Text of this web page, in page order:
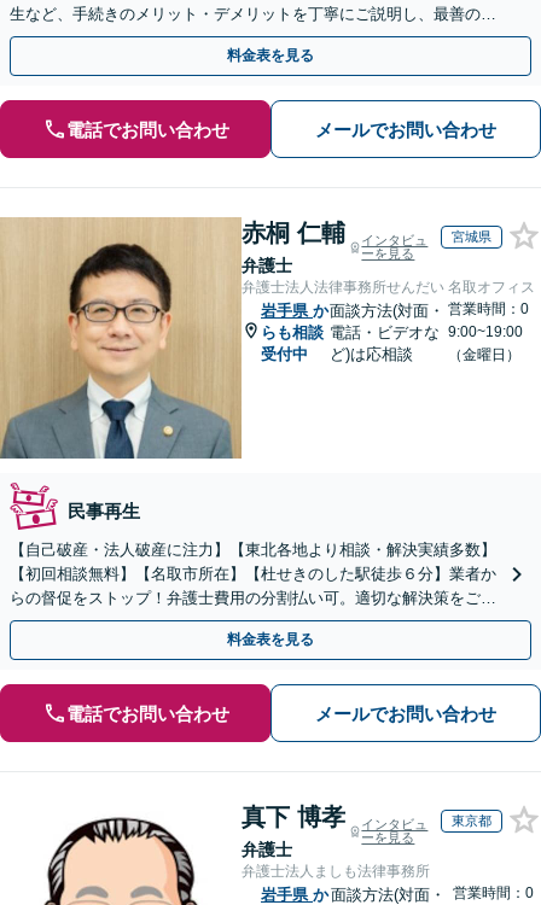
生など、手続きのメリット・デメリットを丁寧にご説明し、最善の解
決策をご提案します。【WEB面談可】
料金表を見る
電話でお問い合わせ メールでお問い合わせ
赤桐 仁輔
弁護士
インタビュ
ーを見る
宮城県
弁護士法人法律事務所せんだい 名取オフィス
岩手県 か
らも相談
受付中
面談方法(対面・
電話・ビデオな
ど)は応相談
営業時間：0
9:00~19:00
（金曜日）
民事再生
【自己破産・法人破産に注力】【東北各地より相談・解決実績多数】
【初回相談無料】【名取市所在】【杜せきのした駅徒歩６分】業者か
らの督促をストップ！弁護士費用の分割払い可。適切な解決策をご提
案します【土曜相談可】【駐車場完備】【完全個室】
料金表を見る
電話でお問い合わせ メールでお問い合わせ
真下 博孝
弁護士
インタビュ
ーを見る
東京都
弁護士法人ましも法律事務所
岩手県 か面談方法(対面・
営業時間：0